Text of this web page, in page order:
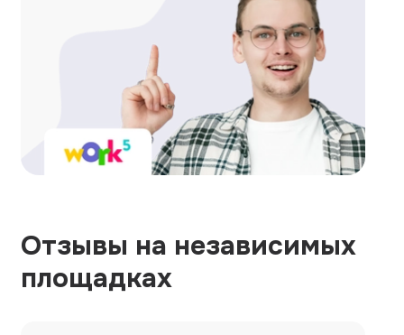
Отзывы на независимых
площадках